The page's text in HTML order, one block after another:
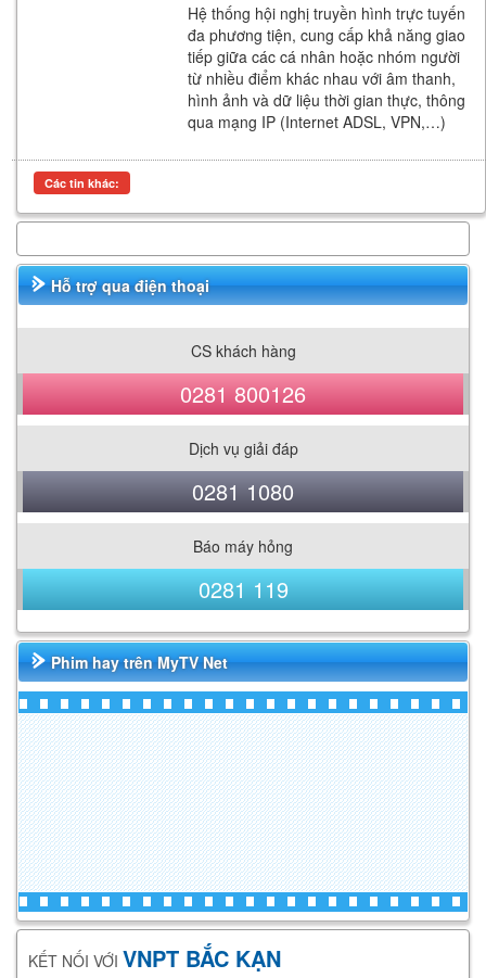
Hệ thống hội nghị truyền hình trực tuyến
đa phương tiện, cung cấp khả năng giao
tiếp giữa các cá nhân hoặc nhóm người
từ nhiều điểm khác nhau với âm thanh,
hình ảnh và dữ liệu thời gian thực, thông
qua mạng IP (Internet ADSL, VPN,…)
Các tin khác:
Hỗ trợ qua điện thoại
CS khách hàng
0281 800126
Dịch vụ giải đáp
0281 1080
Báo máy hỏng
0281 119
Phim hay trên MyTV Net
KẾT NỐI VỚI VNPT BẮC KẠN